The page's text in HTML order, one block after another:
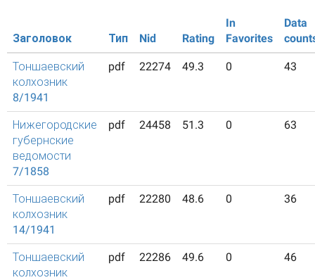
Заголовок Тип Nid Rating
In
Favorites
Data
Тоншаевский
колхозник
8/1941
pdf 22274 49.3 0 43
Нижегородские
губернские
ведомости
7/1858
pdf 24458 51.3 0 63
Тоншаевский
колхозник
14/1941
pdf 22280 48.6 0 36
Тоншаевский
колхозник
pdf 22286 49.6 0 46